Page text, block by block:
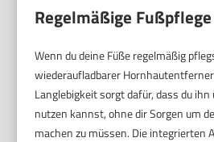
Regelmäßige
Wenn du deine Füße regelmäßig
wiederaufladbarer
Langlebigkeit sorgt dafür, dass du
nutzen kannst, ohne dir Sorgen um
machen zu müssen. Die integrierten